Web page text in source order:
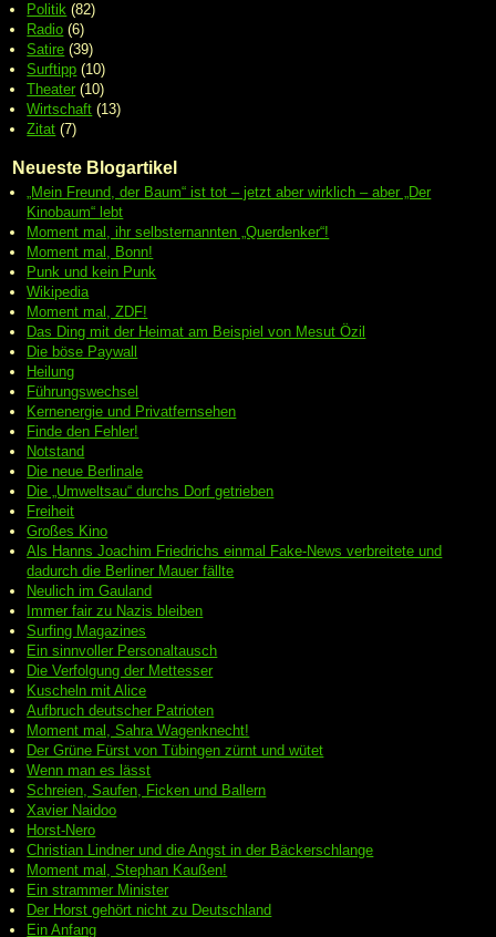
Politik (82)
Radio (6)
Satire (39)
Surftipp (10)
Theater (10)
Wirtschaft (13)
Zitat (7)
Neueste Blogartikel
„Mein Freund, der Baum“ ist tot – jetzt aber wirklich – aber „Der
Kinobaum“ lebt
Moment mal, ihr selbsternannten „Querdenker“!
Moment mal, Bonn!
Punk und kein Punk
Wikipedia
Moment mal, ZDF!
Das Ding mit der Heimat am Beispiel von Mesut Özil
Die böse Paywall
Heilung
Führungswechsel
Kernenergie und Privatfernsehen
Finde den Fehler!
Notstand
Die neue Berlinale
Die „Umweltsau“ durchs Dorf getrieben
Freiheit
Großes Kino
Als Hanns Joachim Friedrichs einmal Fake-News verbreitete und
dadurch die Berliner Mauer fällte
Neulich im Gauland
Immer fair zu Nazis bleiben
Surfing Magazines
Ein sinnvoller Personaltausch
Die Verfolgung der Mettesser
Kuscheln mit Alice
Aufbruch deutscher Patrioten
Moment mal, Sahra Wagenknecht!
Der Grüne Fürst von Tübingen zürnt und wütet
Wenn man es lässt
Schreien, Saufen, Ficken und Ballern
Xavier Naidoo
Horst-Nero
Christian Lindner und die Angst in der Bäckerschlange
Moment mal, Stephan Kaußen!
Ein strammer Minister
Der Horst gehört nicht zu Deutschland
Ein Anfang